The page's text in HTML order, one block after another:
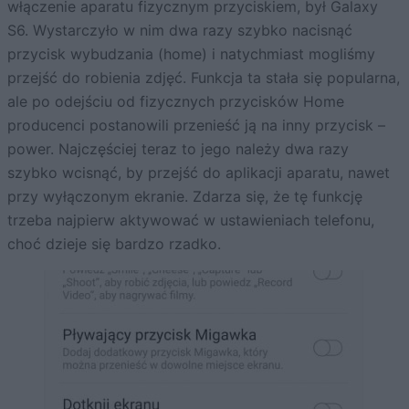
włączenie aparatu fizycznym przyciskiem, był Galaxy
S6. Wystarczyło w nim dwa razy szybko nacisnąć
przycisk wybudzania (home) i natychmiast mogliśmy
przejść do robienia zdjęć. Funkcja ta stała się popularna,
ale po odejściu od fizycznych przycisków Home
producenci postanowili przenieść ją na inny przycisk –
power. Najczęściej teraz to jego należy dwa razy
szybko wcisnąć, by przejść do aplikacji aparatu, nawet
przy wyłączonym ekranie. Zdarza się, że tę funkcję
trzeba najpierw aktywować w ustawieniach telefonu,
choć dzieje się bardzo rzadko.